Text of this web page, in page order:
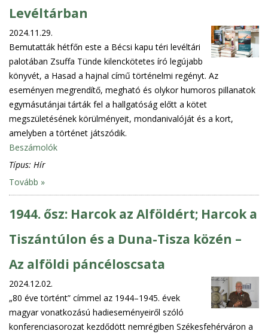
Levéltárban
2024.11.29.
Bemutatták hétfőn este a Bécsi kapu téri levéltári
palotában Zsuffa Tünde kilenckötetes író legújabb
könyvét, a Hasad a hajnal című történelmi regényt. Az
eseményen megrendítő, megható és olykor humoros pillanatok
egymásutánjai tárták fel a hallgatóság előtt a kötet
megszületésének körülményeit, mondanivalóját és a kort,
amelyben a történet játszódik.
Beszámolók
Típus: Hír
Tovább »
1944. ősz: Harcok az Alföldért; Harcok a
Tiszántúlon és a Duna-Tisza közén –
Az alföldi páncéloscsata
2024.12.02.
„80 éve történt” címmel az 1944–1945. évek
magyar vonatkozású hadieseményeiről szóló
konferenciasorozat kezdődött nemrégiben Székesfehérváron a